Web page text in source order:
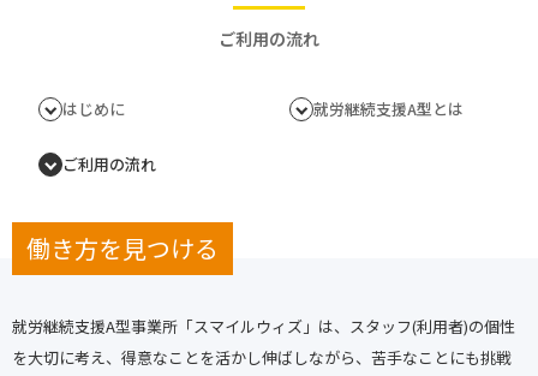
ご利用の流れ
はじめに 就労継続支援A型とは
ご利用の流れ
働き方を見つける
就労継続支援A型事業所「スマイルウィズ」は、スタッフ(利用者)の個性
を大切に考え、得意なことを活かし伸ばしながら、苦手なことにも挑戦